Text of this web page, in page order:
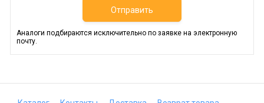
Отправить
Аналоги подбираются исключительно по заявке на электронную
почту.